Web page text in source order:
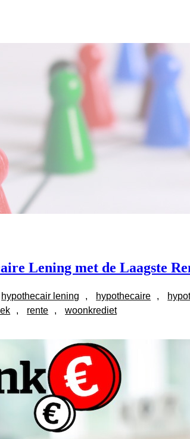
Lening met de Laagste
hypothecair lening , hypothecaire ,
, rente , woonkrediet